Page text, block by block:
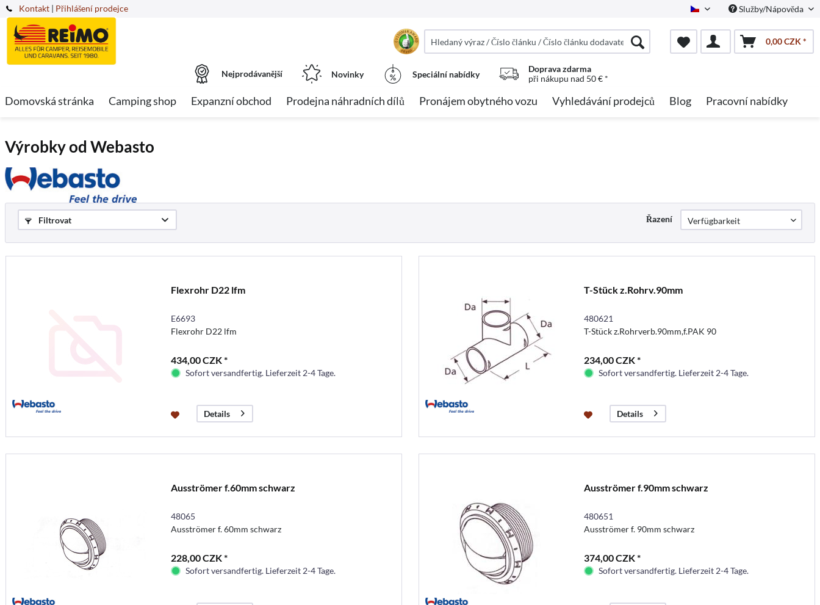
Kontakt Czech Služby/Nápověda
| Přihlášení prodejce
0,00 CZK *
Nejprodávanější Novinky Speciální nabídky
Doprava zdarma
při nákupu nad 50 € *
Domovská stránka Camping shop Expanzní obchod Prodejna náhradních dílů Pronájem obytného vozu Vyhledávání prodejců Blog Pracovní nabídky
Výrobky od Webasto
Filtrovat Řazení
Flexrohr D22 lfm
E6693
Flexrohr D22 lfm
434,00 CZK *
Sofort versandfertig. Lieferzeit 2-4 Tage.
Details
T-Stück z.Rohrv.90mm
480621
T-Stück z.Rohrverb.90mm,f.PAK 90
234,00 CZK *
Sofort versandfertig. Lieferzeit 2-4 Tage.
Details
Ausströmer f.60mm schwarz
48065
Ausströmer f. 60mm schwarz
228,00 CZK *
Sofort versandfertig. Lieferzeit 2-4 Tage.
Ausströmer f.90mm schwarz
480651
Ausströmer f. 90mm schwarz
374,00 CZK *
Sofort versandfertig. Lieferzeit 2-4 Tage.